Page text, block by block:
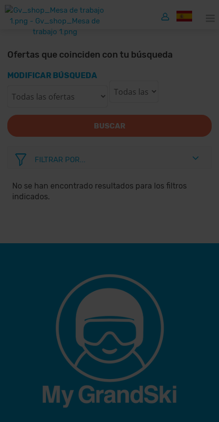
Ofertas que coinciden con tu búsqueda
MODIFICAR BÚSQUEDA
BUSCAR
FILTRAR POR...
No se han encontrado resultados para los filtros
indicados.